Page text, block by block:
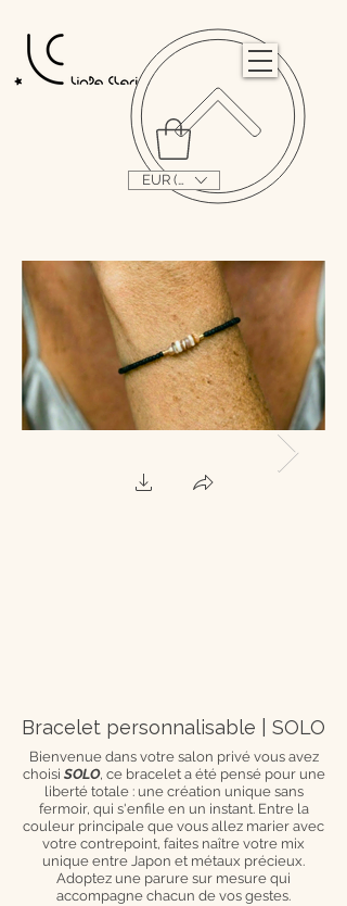
EUR (€)
Bracelet personnalisable | SOLO
Bienvenue dans votre salon privé vous avez
choisi SOLO, ce bracelet a été pensé pour une
liberté totale : une création unique sans
fermoir, qui s'enfile en un instant. Entre la
couleur principale que vous allez marier avec
votre contrepoint, faites naître votre mix
unique entre Japon et métaux précieux.
Adoptez une parure sur mesure qui
accompagne chacun de vos gestes.